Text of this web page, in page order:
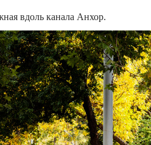
вдоль канала Анхор.